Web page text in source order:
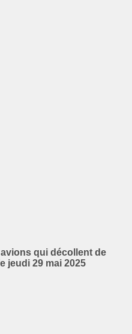
qui décollent de
jeudi 29 mai 2025